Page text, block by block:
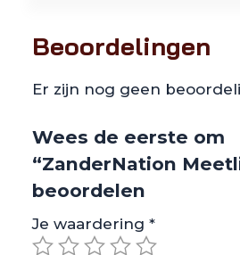
Beoordelingen
Er zijn nog geen
Wees de eerste om
“ZanderNation
beoordelen
Je waardering *